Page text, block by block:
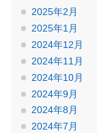
2025年2月
2025年1月
2024年12月
2024年11月
2024年10月
2024年9月
2024年8月
2024年7月